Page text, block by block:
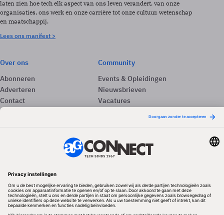
laten zien hoe tech elk aspect van ons leven verandert, van onze
organisaties, ons werk en onze carrière tot onze cultuur, wetenschap
en maatschappij.
Lees ons manifest >
Over ons
Abonneren
Adverteren
Contact
Colofon
Community
Events & Opleidingen
Nieuwsbrieven
Vacatures
Redactionele partner